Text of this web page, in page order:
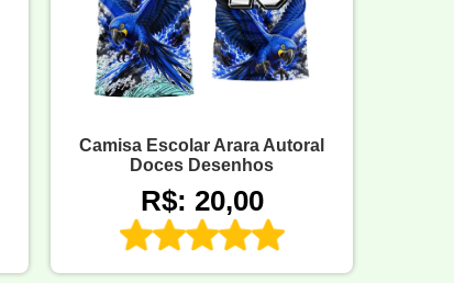
Camisa Escolar Arara Autoral
Doces Desenhos
R$: 20,00